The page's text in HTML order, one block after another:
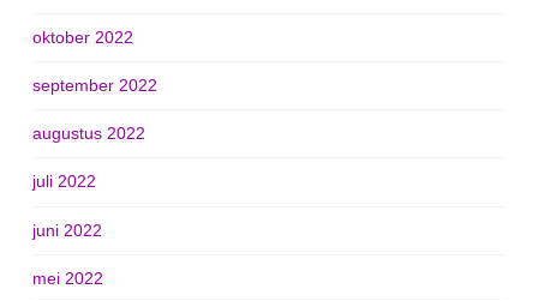
oktober 2022
september 2022
augustus 2022
juli 2022
juni 2022
mei 2022